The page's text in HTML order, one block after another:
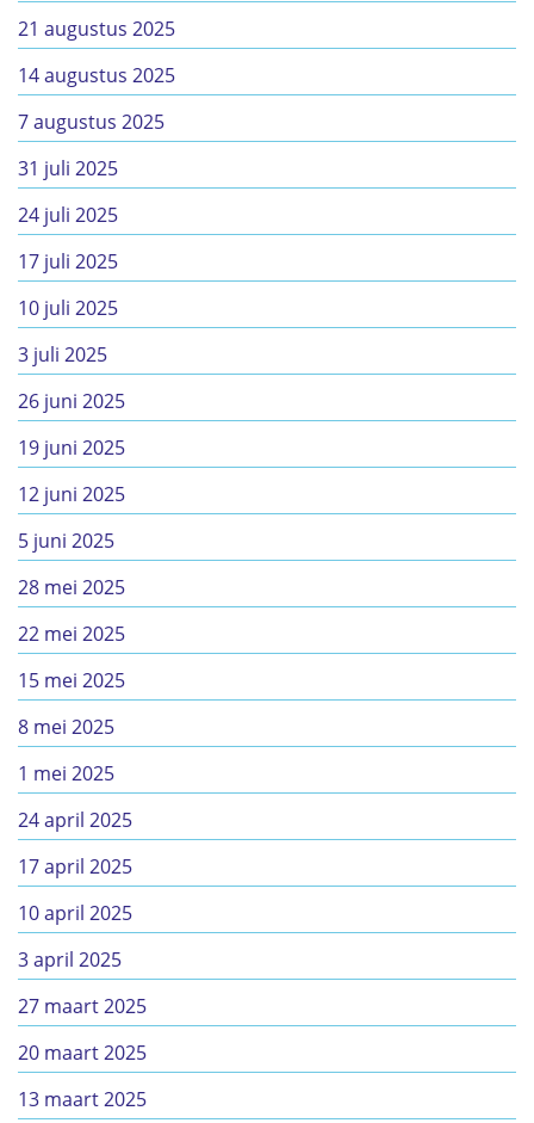
21 augustus 2025
14 augustus 2025
7 augustus 2025
31 juli 2025
24 juli 2025
17 juli 2025
10 juli 2025
3 juli 2025
26 juni 2025
19 juni 2025
12 juni 2025
5 juni 2025
28 mei 2025
22 mei 2025
15 mei 2025
8 mei 2025
1 mei 2025
24 april 2025
17 april 2025
10 april 2025
3 april 2025
27 maart 2025
20 maart 2025
13 maart 2025